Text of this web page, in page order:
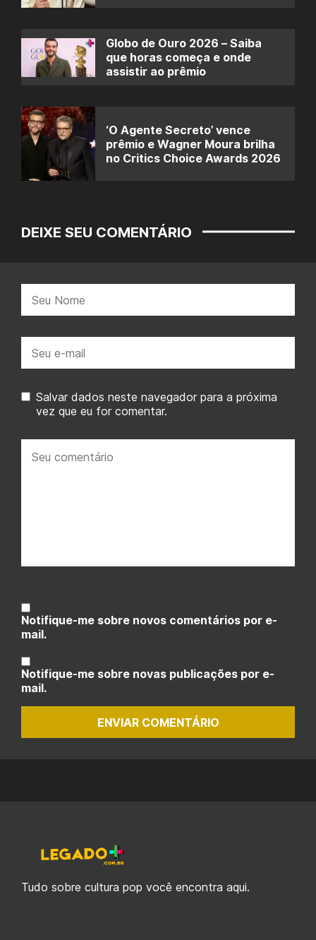
Globo de Ouro 2026 – Saiba
que horas começa e onde
assistir ao prêmio
‘O Agente Secreto’ vence
prêmio e Wagner Moura brilha
no Critics Choice Awards 2026
DEIXE SEU COMENTÁRIO
mail:
Salvar dados neste navegador para a próxima
vez que eu for comentar.
comentário:
Notifique-me sobre novos comentários por e-
mail.
Notifique-me sobre novas publicações por e-
mail.
ENVIAR COMENTÁRIO
Tudo sobre cultura pop você encontra aqui.